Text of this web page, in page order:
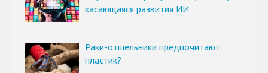
касающаяся развития ИИ
Раки-отшельники предпочитают
пластик?